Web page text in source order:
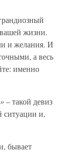
жизни.
и желания. И
а весь
именно
– такой девиз
ситуации и,
бывает